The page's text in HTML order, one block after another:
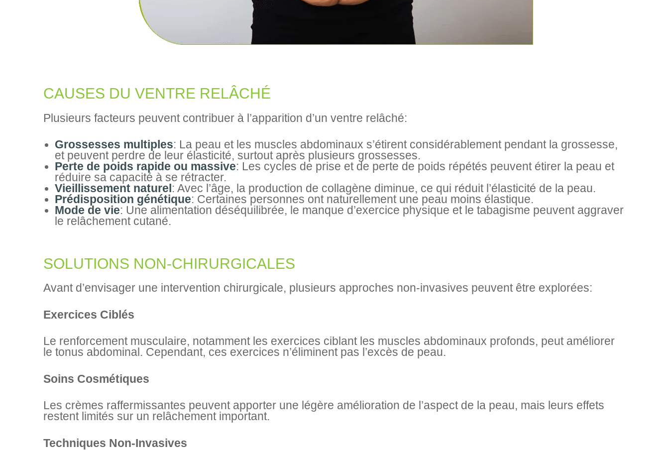
CHIRURGIE
ESTHÉTIQUE
INTERVENTIONS
MÉDECINS
TARIFS
CAUSES DU VENTRE RELÂCHÉ
Plusieurs facteurs peuvent contribuer à l’apparition d’un ventre relâché:
Grossesses multiples: La peau et les muscles abdominaux s’étirent considérablement pendant la grossesse,
et peuvent perdre de leur élasticité, surtout après plusieurs grossesses.
Perte de poids rapide ou massive: Les cycles de prise et de perte de poids répétés peuvent étirer la peau et
réduire sa capacité à se rétracter.
Vieillissement naturel : Avec l’âge, la production de collagène diminue, ce qui réduit l’élasticité de la peau.
Prédisposition génétique: Certaines personnes ont naturellement une peau moins élastique.
Mode de vie: Une alimentation déséquilibrée, le manque d’exercice physique et le tabagisme peuvent aggraver
le relâchement cutané.
SOLUTIONS NON-CHIRURGICALES
Avant d’envisager une intervention chirurgicale, plusieurs approches non-invasives peuvent être explorées:
Exercices Ciblés
Le renforcement musculaire, notamment les exercices ciblant les muscles abdominaux profonds, peut améliorer
le tonus abdominal. Cependant, ces exercices n’éliminent pas l’excès de peau.
Soins Cosmétiques
Les crèmes raffermissantes peuvent apporter une légère amélioration de l’aspect de la peau, mais leurs effets
restent limités sur un relâchement important.
Techniques Non-Invasives